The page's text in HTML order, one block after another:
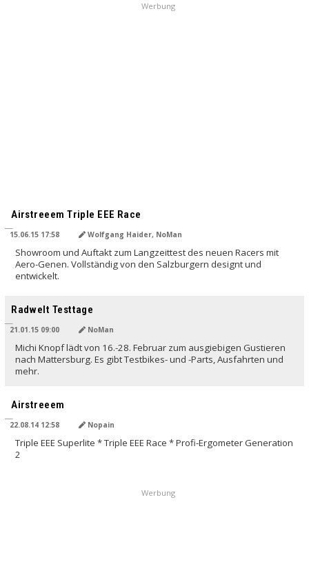
Werbung
Airstreeem Triple EEE Race
15.06.15 17:58 Wolfgang Haider, NoMan
Showroom und Auftakt zum Langzeittest des neuen Racers mit
Aero-Genen. Vollständig von den Salzburgern designt und
entwickelt.
Radwelt Testtage
21.01.15 09:00 NoMan
Michi Knopf lädt von 16.-28. Februar zum ausgiebigen Gustieren
nach Mattersburg. Es gibt Testbikes- und -Parts, Ausfahrten und
mehr.
Airstreeem
22.08.14 12:58 Nopain
Triple EEE Superlite * Triple EEE Race * Profi-Ergometer Generation
2
Werbung